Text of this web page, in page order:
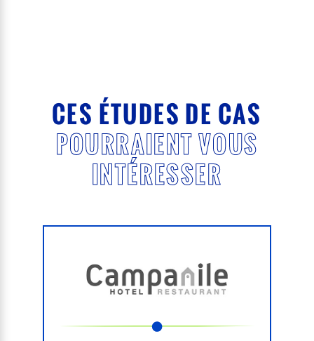
CES ÉTUDES DE CAS
POURRAIENT VOUS
INTÉRESSER